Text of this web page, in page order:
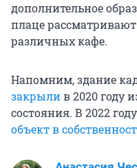
дополнительное
плаце
различных кафе.
Напомним, здание
закрылив 2020 году
состояния. В 2022
объект в